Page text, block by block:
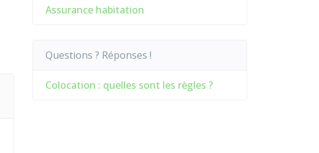
Assurance habitation
Questions ? Réponses !
Colocation : quelles sont les règles ?